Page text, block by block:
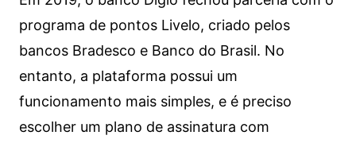
programa de pontos Livelo, criado pelos
bancos Bradesco e Banco do Brasil. No
entanto, a plataforma possui um
funcionamento mais simples, e é preciso
escolher um plano de assinatura com